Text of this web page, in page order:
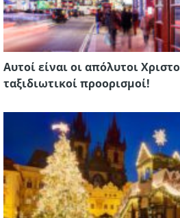
Αυτοί είναι οι απόλυτοι
ταξιδιωτικοί προορισμοί!